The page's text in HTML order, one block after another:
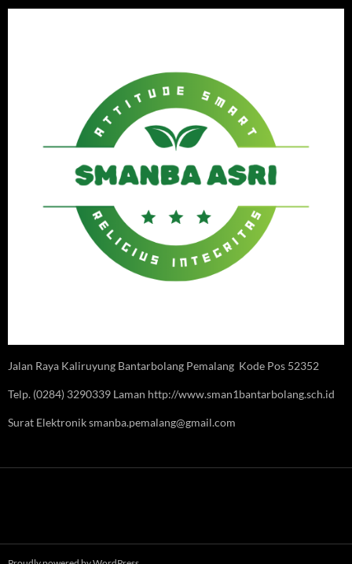
Jalan Raya Kaliruyung Bantarbolang Pemalang Kode Pos 52352
Telp. (0284) 3290339 Laman http://www.sman1bantarbolang.sch.id
Surat Elektronik smanba.pemalang@gmail.com